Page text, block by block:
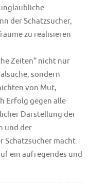
der Schatzsucher,
zu realisieren
Zeiten“ nicht nur
sondern
von Mut,
Erfolg gegen alle
Darstellung der
und der
Schatzsucher macht
ein aufregendes und